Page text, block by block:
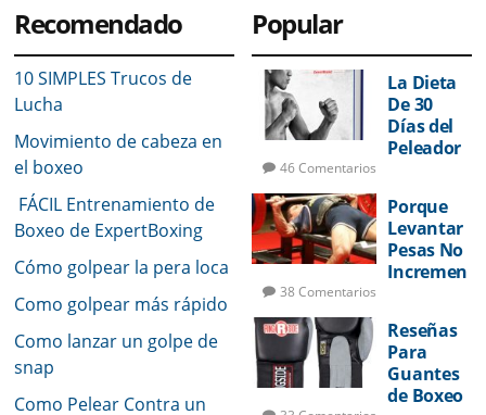
Recomendado
10 SIMPLES Trucos de
Lucha
Movimiento de cabeza en
el boxeo
FÁCIL Entrenamiento de
Boxeo de ExpertBoxing
Cómo golpear la pera loca
Como golpear más rápido
Como lanzar un golpe de
snap
Como Pelear Contra un
Popular
La Dieta
De 30
Días del
Peleador
46 Comentarios
Porque
Levantar
Pesas No
Incremen
de Golpeo
38 Comentarios
Reseñas
Para
Guantes
de Boxeo